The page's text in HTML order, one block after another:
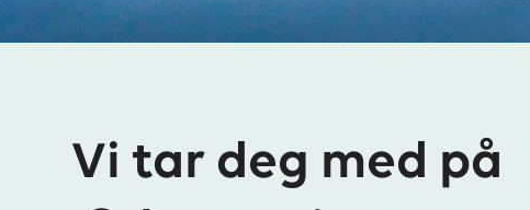
Vi tar deg med på